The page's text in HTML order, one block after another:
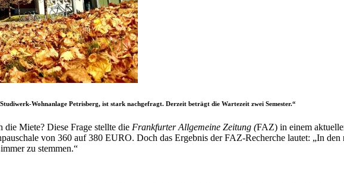
Wohnanlage Petrisberg, ist stark nachgefragt. Derzeit beträgt die Wartezeit zwei Semester.“
Miete? Diese Frage stellte die Frankfurter Allgemeine Zeitung (FAZ) in einem
von 360 auf 380 EURO. Doch das Ergebnis der FAZ-Recherche lautet: „In
zu stemmen.“